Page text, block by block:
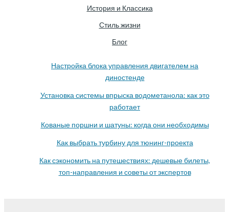
История и Классика
Стиль жизни
Блог
Настройка блока управления двигателем на
диностенде
Установка системы впрыска водометанола: как это
работает
Кованые поршни и шатуны: когда они необходимы
Как выбрать турбину для тюнинг-проекта
Как сэкономить на путешествиях: дешевые билеты,
топ-направления и советы от экспертов